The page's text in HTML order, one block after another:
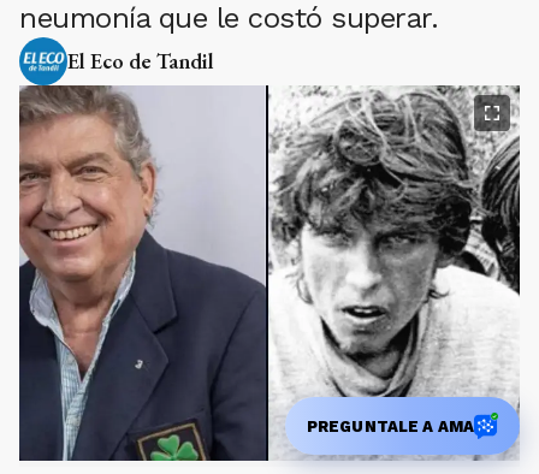
neumonía que le costó superar.
El Eco de Tandil
PREGUNTALE A AMA